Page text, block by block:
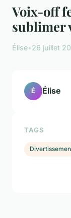
Voix-off
sublimer
Élise•26 juillet
É Élise
TAGS